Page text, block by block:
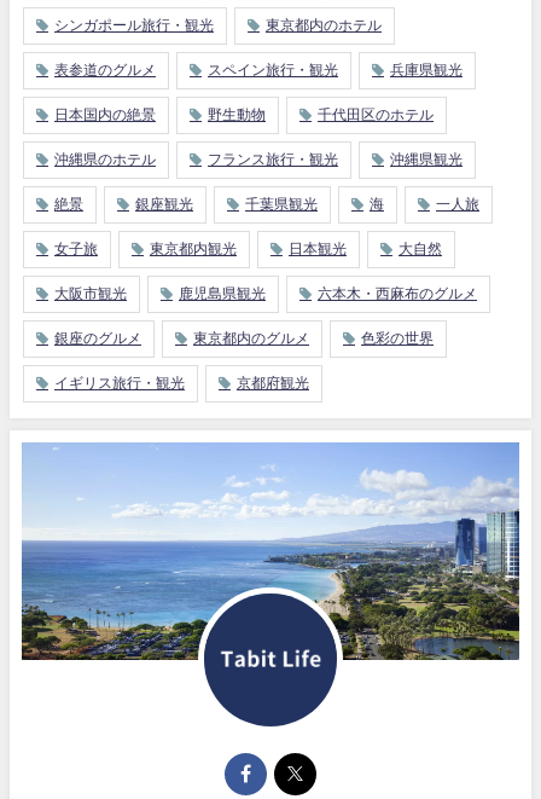
シンガポール旅行・観光 東京都内のホテル
表参道のグルメ スペイン旅行・観光 兵庫県観光
日本国内の絶景 野生動物 千代田区のホテル
沖縄県のホテル フランス旅行・観光 沖縄県観光
絶景 銀座観光 千葉県観光 海 一人旅
女子旅 東京都内観光 日本観光 大自然
大阪市観光 鹿児島県観光 六本木・西麻布のグルメ
銀座のグルメ 東京都内のグルメ 色彩の世界
イギリス旅行・観光 京都府観光